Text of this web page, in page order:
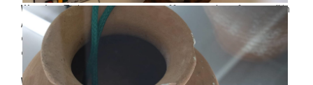
Warning: Trying to access array offset on value of type null in
/home/rk9s5y0dt5go/public_html/wp-
content/plugins/dethemekit-for-
elementor/widgets/dethemekit-grid.php
on line 2504
Warning : Undefined array key